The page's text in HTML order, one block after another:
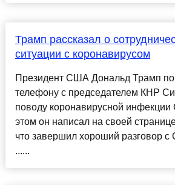
Трамп рассказал о
ситуации с коронавирусом
Президент США Дональд Трамп
телефону с председателем КНР
поводу коронавирусной
этом он написал на своей
что завершил хороший разговор
......